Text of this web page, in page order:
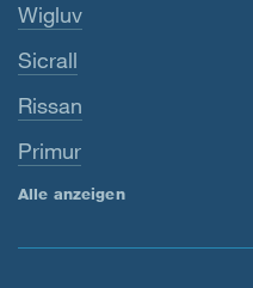
Wigluv
Sicrall
Rissan
Primur
Alle anzeigen